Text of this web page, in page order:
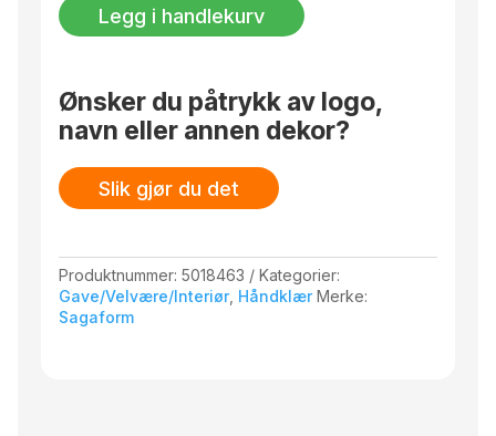
cm, 90×170 cm og 140×250 cm. Pakket i et
fint pappbånd.
cm,
antall
Legg i handlekurv
Ønsker du påtrykk av logo,
navn eller annen dekor?
Slik gjør du det
Produktnummer:5018463
Kategorier:
Gave/Velvære/Interiør, Håndklær Merke:
Sagaform